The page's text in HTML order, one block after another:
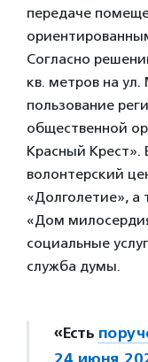
передаче
Согласно
кв. метров на
пользование
общественной
Красный Крест».
волонтерский
«Долголетие», а
«Дом
социальные
служба думы.
«Есть